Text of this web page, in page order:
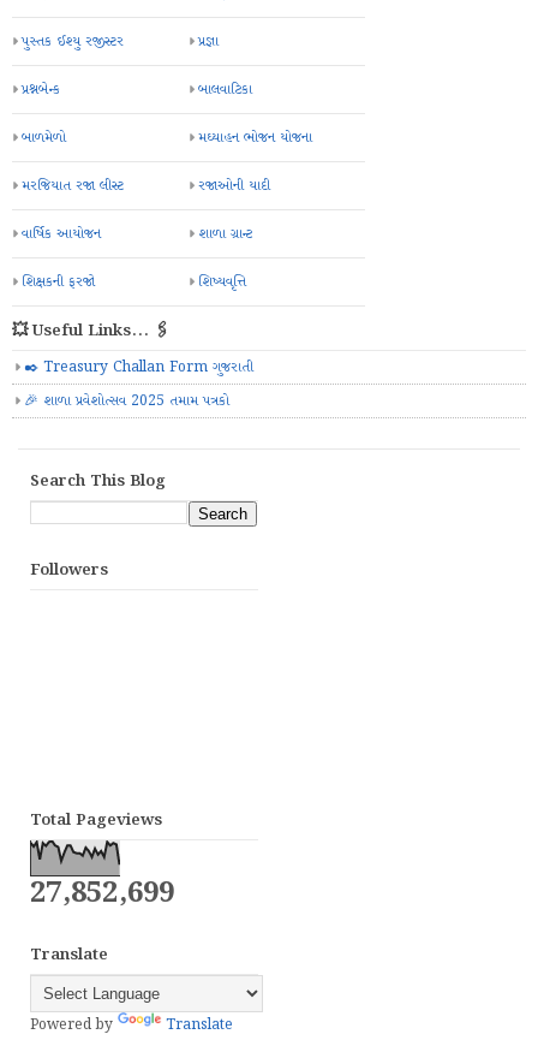
પુસ્તક ઈશ્યુ રજીસ્ટર પ્રજ્ઞા
પ્રશ્નબેન્ક બાલવાટિકા
બાળમેળો મઘ્યાહન ભોજન યોજના
મરજિયાત રજા લીસ્ટ રજાઓની યાદી
વાર્ષિક આયોજન શાળા ગ્રાન્ટ
શિક્ષકની ફરજો શિષ્યવૃત્તિ
💥 Useful Links... 🖇️
✒️ Treasury Challan Form ગુજરાતી
🎉 શાળા પ્રવેશોત્સવ 2025 તમામ પત્રકો
Search This Blog
Followers
Total Pageviews
27,852,699
Translate
Powered by Translate